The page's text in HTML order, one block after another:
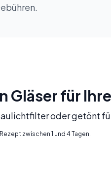
Gläser für
oder getönt
zwischen 1 und 4 Tagen.